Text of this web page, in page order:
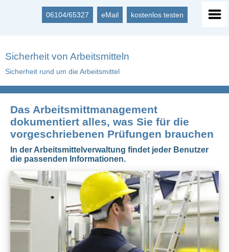
06104/65327 eMail kostenlos testen
Sicherheit von Arbeitsmitteln
Sicherheit rund um die Arbeitsmittel
Das Arbeitsmittmanagement
dokumentiert alles, was Sie für die
vorgeschriebenen Prüfungen brauchen
In der Arbeitsmittelverwaltung findet jeder Benutzer
die passenden Informationen.